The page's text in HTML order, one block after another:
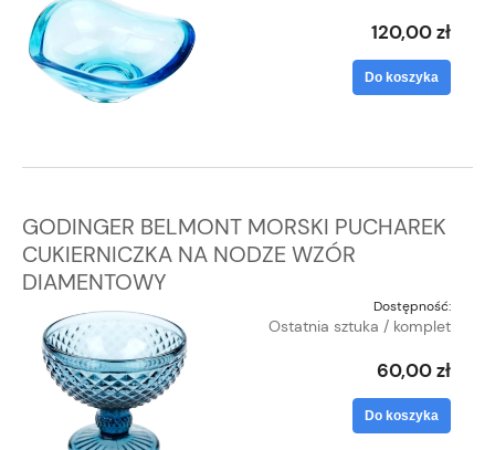
120,00 zł
Do koszyka
GODINGER BELMONT MORSKI PUCHAREK
CUKIERNICZKA NA NODZE WZÓR
DIAMENTOWY
Dostępność:
Ostatnia sztuka / komplet
60,00 zł
Do koszyka